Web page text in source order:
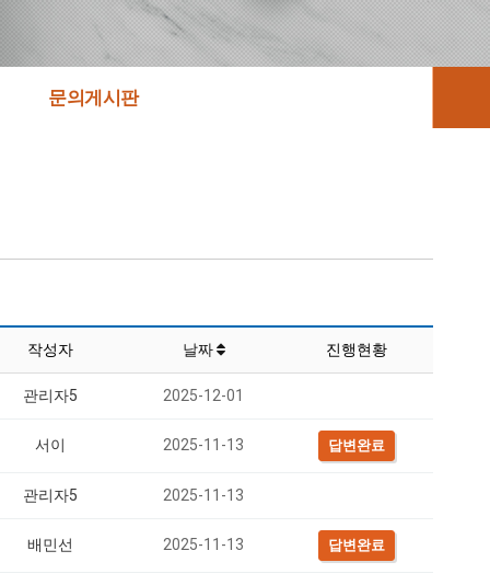
문의게시판
작성자 날짜 진행현황
관리자5 2025-12-01
서이 2025-11-13 답변완료
관리자5 2025-11-13
배민선 2025-11-13 답변완료